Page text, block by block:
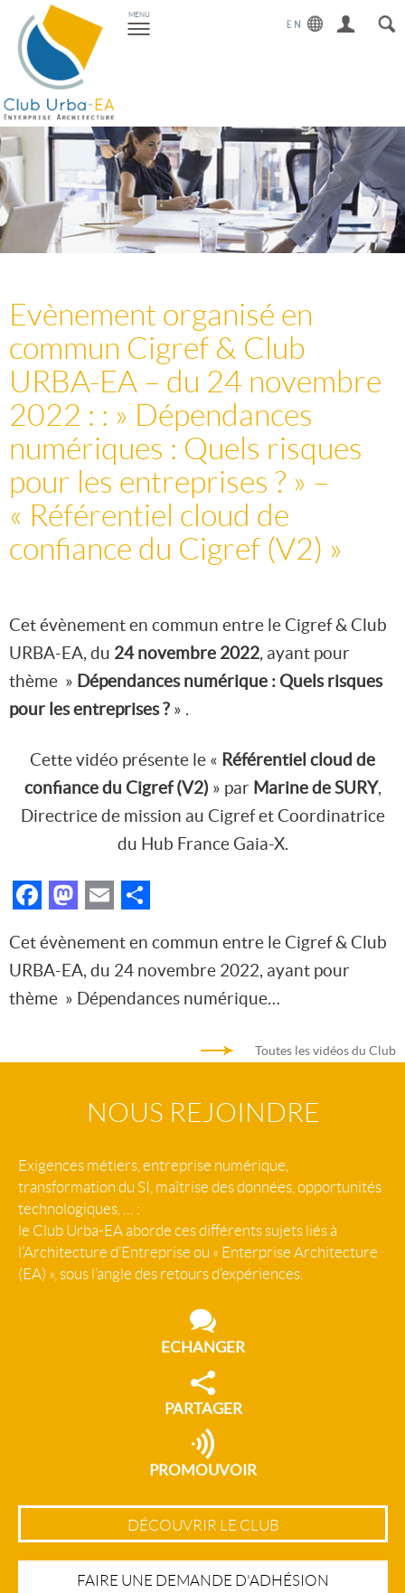
Toggle
navigation
MENU
Evènement organisé en
commun Cigref & Club
URBA-EA – du 24 novembre
2022 : : » Dépendances
numériques : Quels risques
pour les entreprises ? » –
« Référentiel cloud de
confiance du Cigref (V2) »
Cet évènement en commun entre le Cigref & Club
URBA-EA, du 24 novembre 2022, ayant pour
thème » Dépendances numérique : Quels risques
pour les entreprises ? » .
Cette vidéo présente le « Référentiel cloud de
confiance du Cigref (V2) » par Marine de SURY,
Directrice de mission au Cigref et Coordinatrice
du Hub France Gaia-X.
Facebook
Mastodon
Email
Cet évènement en commun entre le Cigref & Club
URBA-EA, du 24 novembre 2022, ayant pour
thème » Dépendances numérique…
Toutes les vidéos du Club
NOUS REJOINDRE
Exigences métiers, entreprise numérique,
transformation du SI, maîtrise des données, opportunités
technologiques, … :
le Club Urba-EA aborde ces différents sujets liés à
l’Architecture d’Entreprise ou « Enterprise Architecture
(EA) », sous l’angle des retours d’expériences.
ECHANGER
PARTAGER
PROMOUVOIR
DÉCOUVRIR LE CLUB
FAIRE UNE DEMANDE D'ADHÉSION